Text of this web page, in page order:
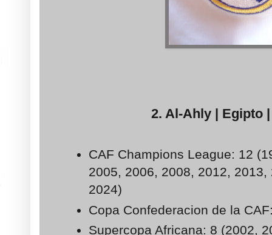
2. Al-Ahly | Egipto
CAF Champions League: 12
2005, 2006, 2008, 2012,
2024)
Copa Confederacion de la
Supercopa Africana: 8 (2002,